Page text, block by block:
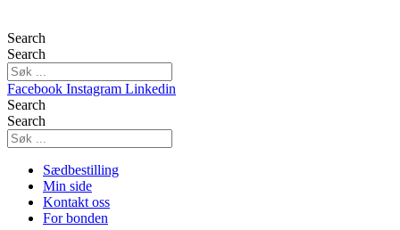
Search
Search
Facebook Instagram Linkedin
Search
Search
Sædbestilling
Min side
Kontakt oss
For bonden